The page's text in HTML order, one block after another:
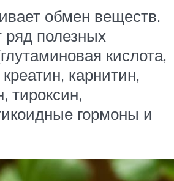
обмен веществ.
полезных
кислота,
карнитин,
тироксин,
гормоны и